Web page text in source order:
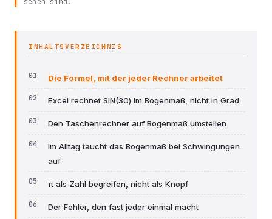
INHALTSVERZEICHNIS
Die Formel, mit der jeder Rechner arbeitet
Excel rechnet SIN(30) im Bogenmaß, nicht in Grad
Den Taschenrechner auf Bogenmaß umstellen
Im Alltag taucht das Bogenmaß bei Schwingungen
auf
π als Zahl begreifen, nicht als Knopf
Der Fehler, den fast jeder einmal macht